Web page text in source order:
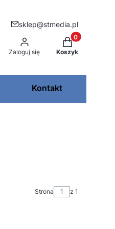
sklep@stmedia.pl
Zaloguj się
Produkty w
Koszyk
Kontakt
Strona z 1